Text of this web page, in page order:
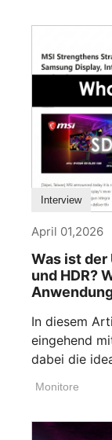
Interview
April 01,2026
Was ist der
und HDR?
In diesem
eingehend
dabei die
Monitore